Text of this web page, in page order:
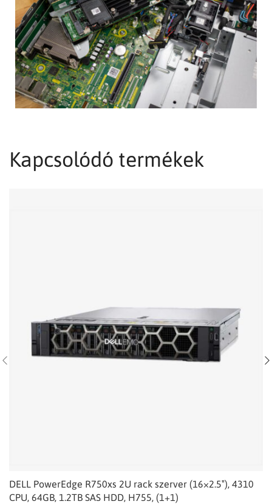
Kapcsolódó termékek
DELL PowerEdge R750xs 2U rack szerver (16×2.5″), 4310
CPU, 64GB, 1.2TB SAS HDD, H755, (1+1)